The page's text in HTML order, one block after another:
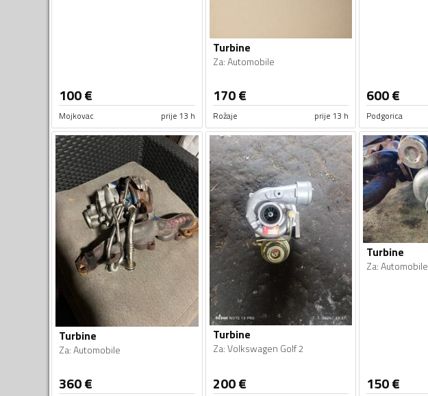
100€
Mojkovac prije 13 h
Turbine
Za:Automobile
170€
Rožaje prije 13 h
600€
Podgorica
Turbine
Za:Automobile
360€
Turbine
Za:Volkswagen Golf 2
200€
Turbine
Za:Automobile
150€